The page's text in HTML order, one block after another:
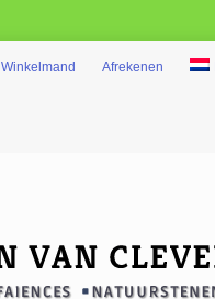
Winkelmand Afrekenen